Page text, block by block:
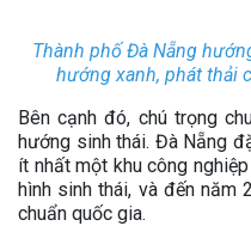
Thành phố Đà Nẵng
hướng xanh, phát thải
Bên cạnh đó, chú trọng
hướng sinh thái. Đà Nẵng
ít nhất một khu công
hình sinh thái, và đến
chuẩn quốc gia.